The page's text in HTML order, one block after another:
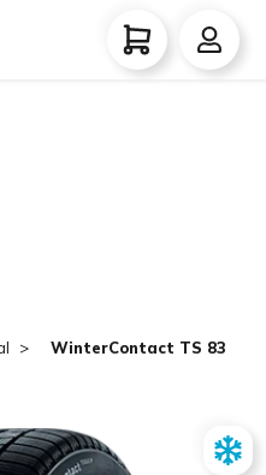
WinterContact TS 830 P